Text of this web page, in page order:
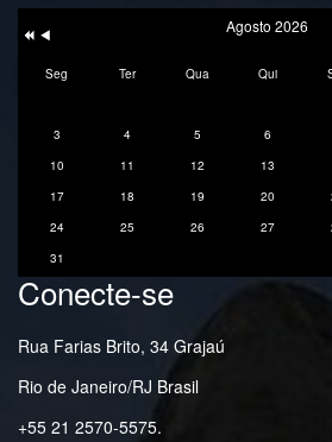
AnteriorAnterior
Agosto 2026
Seg Ter Qua Qui
3
4 5 6
10 11 12 13
17
18 19 20
24
25 26 27
31
Conecte-se
Rua Farias Brito, 34 Grajaú
Rio de Janeiro/RJ Brasil
+55 21 2570-5575.